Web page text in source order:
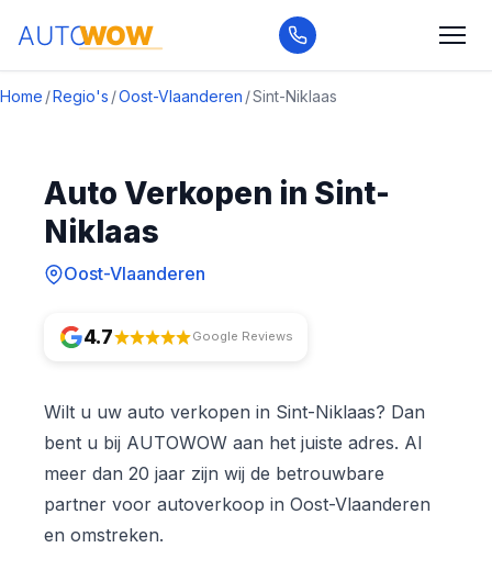
Home /Regio's /Oost-Vlaanderen /Sint-Niklaas
Auto Verkopen in Sint-
Niklaas
Oost-Vlaanderen
4.7 Google Reviews
Wilt u uw auto verkopen in Sint-Niklaas? Dan
bent u bij AUTOWOW aan het juiste adres. Al
meer dan 20 jaar zijn wij de betrouwbare
partner voor autoverkoop in Oost-Vlaanderen
en omstreken.